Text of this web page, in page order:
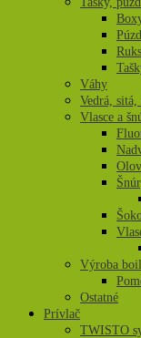
Váhy
Vedrá, sitá,
Vlasce a
Výroba
Ostatné
Prívlač
TWISTO